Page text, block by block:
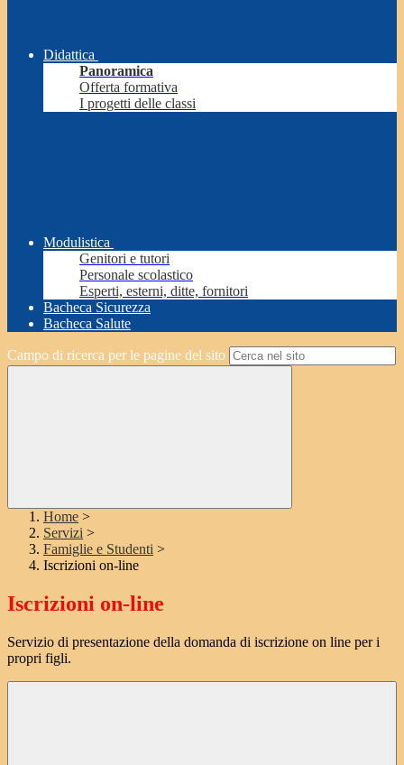
Didattica
Panoramica
Offerta formativa
I progetti delle classi
Modulistica
Genitori e tutori
Personale scolastico
Esperti, esterni, ditte, fornitori
Bacheca Sicurezza
Bacheca Salute
Campo di ricerca per le pagine del sito
Home >
Servizi >
Famiglie e Studenti >
Iscrizioni on-line
Iscrizioni on-line
Servizio di presentazione della domanda di iscrizione on line per i
propri figli.